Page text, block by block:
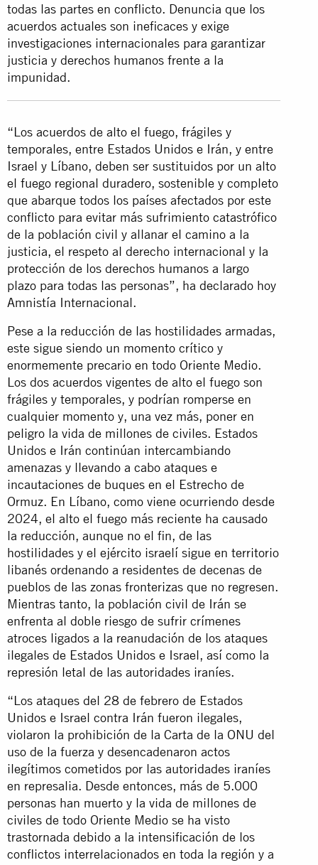
todas las partes en conflicto. Denuncia que los
acuerdos actuales son ineficaces y exige
investigaciones internacionales para garantizar
justicia y derechos humanos frente a la
impunidad.
“Los acuerdos de alto el fuego, frágiles y
temporales, entre Estados Unidos e Irán, y entre
Israel y Líbano, deben ser sustituidos por un alto
el fuego regional duradero, sostenible y completo
que abarque todos los países afectados por este
conflicto para evitar más sufrimiento catastrófico
de la población civil y allanar el camino a la
justicia, el respeto al derecho internacional y la
protección de los derechos humanos a largo
plazo para todas las personas”, ha declarado hoy
Amnistía Internacional.
Pese a la reducción de las hostilidades armadas,
este sigue siendo un momento crítico y
enormemente precario en todo Oriente Medio.
Los dos acuerdos vigentes de alto el fuego son
frágiles y temporales, y podrían romperse en
cualquier momento y, una vez más, poner en
peligro la vida de millones de civiles. Estados
Unidos e Irán continúan intercambiando
amenazas y llevando a cabo ataques e
incautaciones de buques en el Estrecho de
Ormuz. En Líbano, como viene ocurriendo desde
2024, el alto el fuego más reciente ha causado
la reducción, aunque no el fin, de las
hostilidades y el ejército israelí sigue en territorio
libanés ordenando a residentes de decenas de
pueblos de las zonas fronterizas que no regresen.
Mientras tanto, la población civil de Irán se
enfrenta al doble riesgo de sufrir crímenes
atroces ligados a la reanudación de los ataques
ilegales de Estados Unidos e Israel, así como la
represión letal de las autoridades iraníes.
“Los ataques del 28 de febrero de Estados
Unidos e Israel contra Irán fueron ilegales,
violaron la prohibición de la Carta de la ONU del
uso de la fuerza y desencadenaron actos
ilegítimos cometidos por las autoridades iraníes
en represalia. Desde entonces, más de 5.000
personas han muerto y la vida de millones de
civiles de todo Oriente Medio se ha visto
trastornada debido a la intensificación de los
conflictos interrelacionados en toda la región y a